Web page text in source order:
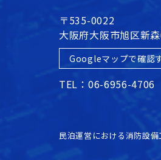
〒535-0022
大阪府大阪市旭区新
Googleマップで確認
TEL：06-6956-
民泊運営における消防設